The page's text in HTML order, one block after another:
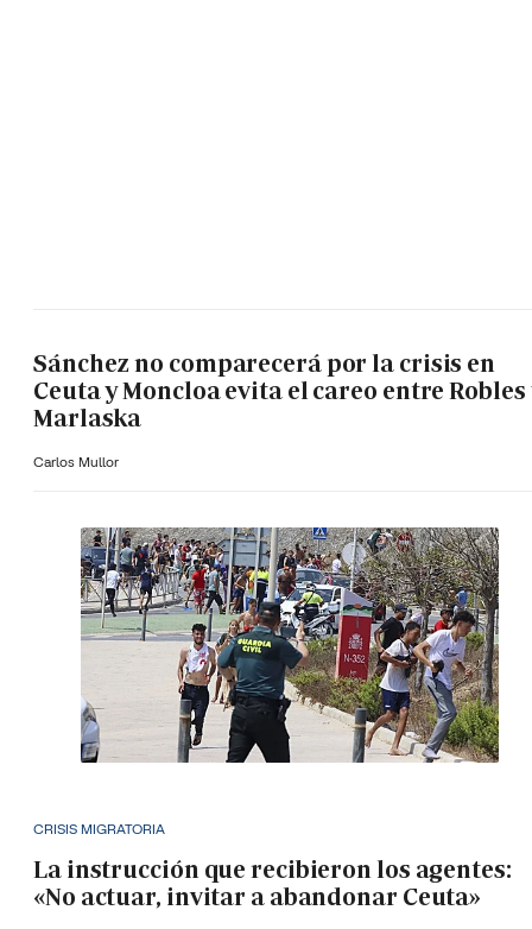
Sánchez no comparecerá por la crisis en
Ceuta y Moncloa evita el careo entre Robles
Marlaska
Carlos Mullor
CRISIS MIGRATORIA
La instrucción que recibieron los agentes:
«No actuar, invitar a abandonar Ceuta»